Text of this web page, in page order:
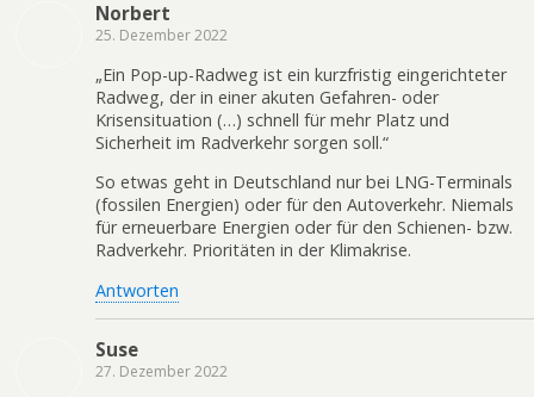
Norbert
25. Dezember 2022
„Ein Pop-up-Radweg ist ein kurzfristig eingerichteter
Radweg, der in einer akuten Gefahren- oder
Krisensituation (…) schnell für mehr Platz und
Sicherheit im Radverkehr sorgen soll.“
So etwas geht in Deutschland nur bei LNG-Terminals
(fossilen Energien) oder für den Autoverkehr. Niemals
für erneuerbare Energien oder für den Schienen- bzw.
Radverkehr. Prioritäten in der Klimakrise.
Antworten
Suse
27. Dezember 2022